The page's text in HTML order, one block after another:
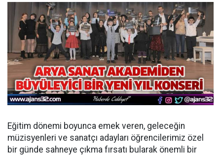
Eğitim dönemi boyunca emek veren, geleceğin
müzisyenleri ve sanatçı adayları öğrencilerimiz özel
bir günde sahneye çıkma fırsatı bularak önemli bir